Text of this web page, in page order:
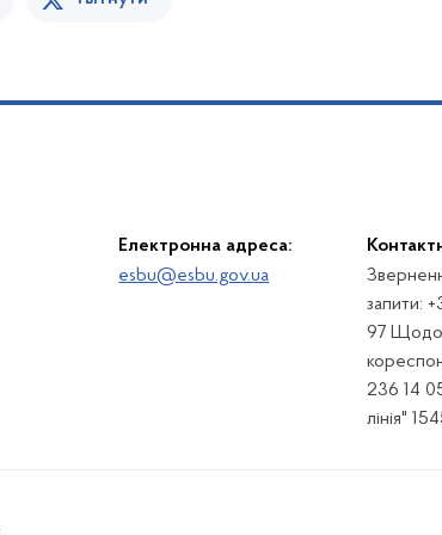
Електронна адреса:
esbu@esbu.gov.ua
запити:
97 Щодо
236 14
лінія"